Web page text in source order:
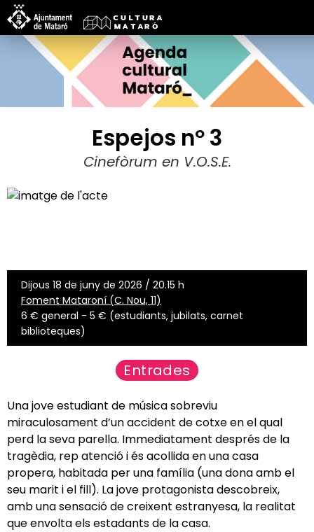
Espejos nº 3
Cinefòrum en V.O.S.E.
Dijous 18 de juny de 2026 / 20.15 h
Foment Mataroní (C. Nou, 11)
6 € general - 5 € (estudiants, jubilats, carnet
biblioteques)
Entrades
Una jove estudiant de música sobreviu
miraculosament d’un accident de cotxe en el qual
perd la seva parella. Immediatament després de la
tragèdia, rep atenció i és acollida en una casa
propera, habitada per una família (una dona amb el
seu marit i el fill). La jove protagonista descobreix,
amb una sensació de creixent estranyesa, la realitat
que envolta els estadants de la casa.